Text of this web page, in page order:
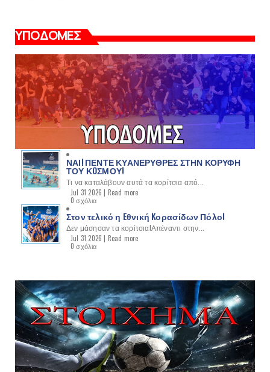
ΥΠΟΔΟΜΕΣ
ΝΑΙ! ΠΕΝΤΕ ΚΥΑΝΕΡΥΘΡΕΣ ΣΤΗΝ ΚΟΡΥΦΗ
ΤΟΥ ΚOΣΜΟΥ!
Τι να καταλάβουν αυτά τα κορίτσια από...
Jul 31 2026 | Read more
0 σχόλια
Στον τελικό η Eθνική Kορασίδων Πόλο!
Δεν μάσησαν τα κορίτσια!Απέναντι στην...
Jul 31 2026 | Read more
0 σχόλια